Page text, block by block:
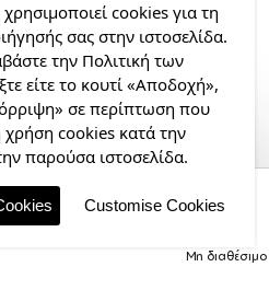
με Μεταλλικό παγούρι
(Stainless steel), διπλού
αρωματικό πλακέ (30cm)
Μη διαθέσιμο
Expert
Web
Development
Services
από
την
CDL.gr
cookies για τη
σας στην ιστοσελίδα.
την Πολιτική των
είτε το κουτί «Αποδοχή»,
σε περίπτωση που
χρήση cookies κατά την
παρούσα ιστοσελίδα.
Customise Cookies